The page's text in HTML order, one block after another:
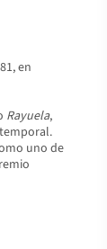
en
Rayuela,
uno de